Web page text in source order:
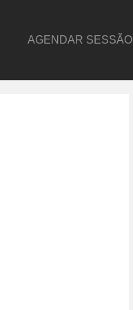
AGENDAR SESSÃO